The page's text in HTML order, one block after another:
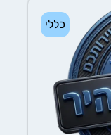
כללי